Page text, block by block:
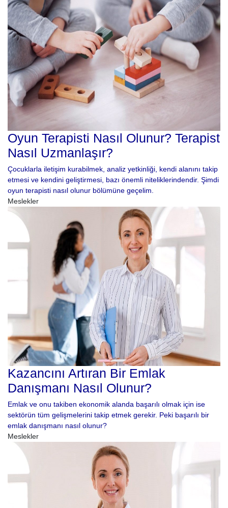
Oyun Terapisti Nasıl Olunur? Terapist
Nasıl Uzmanlaşır?
Çocuklarla iletişim kurabilmek, analiz yetkinliği, kendi alanını takip
etmesi ve kendini geliştirmesi, bazı önemli niteliklerindendir. Şimdi
oyun terapisti nasıl olunur bölümüne geçelim.
Meslekler
Kazancını Artıran Bir Emlak
Danışmanı Nasıl Olunur?
Emlak ve onu takiben ekonomik alanda başarılı olmak için ise
sektörün tüm gelişmelerini takip etmek gerekir. Peki başarılı bir
emlak danışmanı nasıl olunur?
Meslekler